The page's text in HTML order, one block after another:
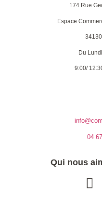
174 Rue
Espace
Du
9:00/
04
Qui nous